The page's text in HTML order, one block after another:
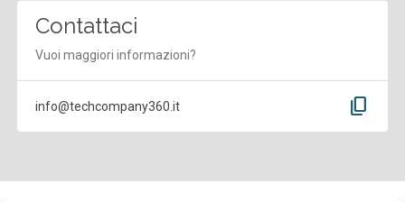
Contattaci
Vuoi maggiori informazioni?
info@techcompany360.it content_copy